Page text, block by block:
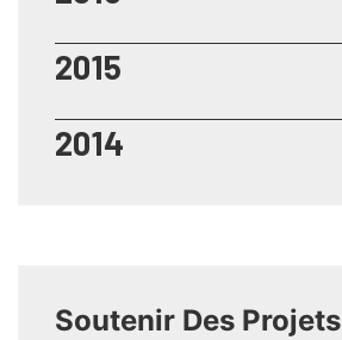
2015
2014
Soutenir Des Projets